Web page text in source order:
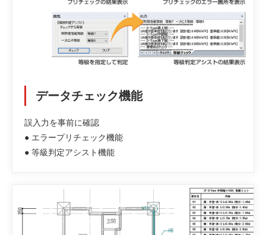
データチェック機能
誤入力を事前に確認
● エラープリチェック機能
● 等級判定アシスト機能